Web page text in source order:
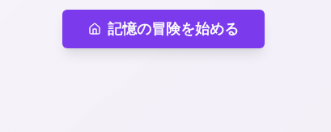
記憶の冒険を始める